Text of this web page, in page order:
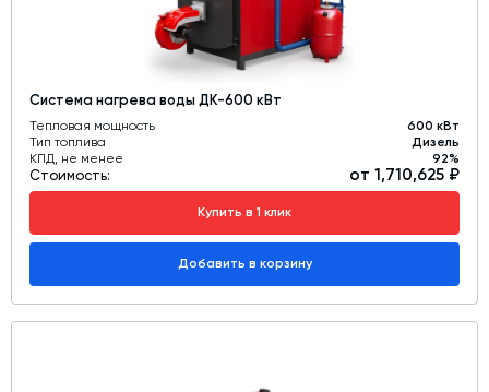
Система нагрева воды ДК-600 кВт
Тепловая мощность
600 кВт
Тип топлива
Дизель
КПД, не менее
92%
Стоимость: от 1,710,625 ₽
Купить в 1 клик
Добавить в корзину